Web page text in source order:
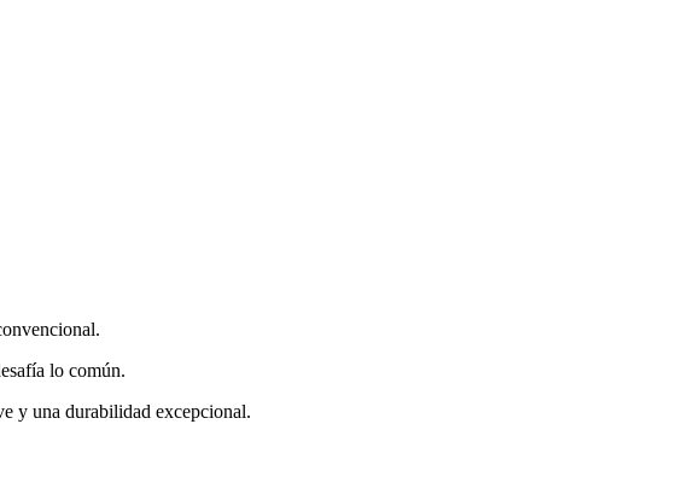
lo común.
y una durabilidad excepcional.